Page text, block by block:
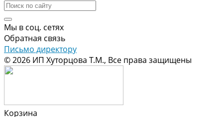
Мы в соц. сетях
Обратная связь
Письмо директору
© 2026 ИП Хуторцова Т.М., Все права защищены
Корзина